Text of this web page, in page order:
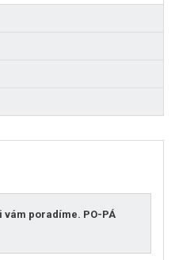
poradíme. PO-PÁ